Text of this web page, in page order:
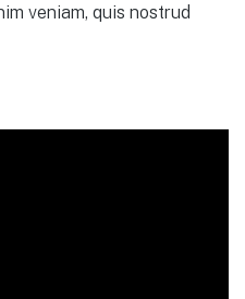
veniam, quis nostrud